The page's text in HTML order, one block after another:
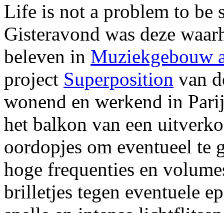
Life is not a problem to be
Gisteravond was deze
beleven in Muziekgebouw
project Superposition van
wonend en werkend in
het balkon van een
oordopjes om eventueel te
hoge frequenties en
brilletjes tegen eventuele